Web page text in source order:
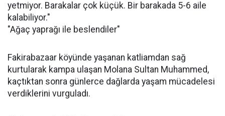
yetmiyor. Barakalar çok küçük. Bir barakada 5-6 aile
kalabiliyor."
"Ağaç yaprağı ile beslendiler"
Fakirabazaar köyünde yaşanan katliamdan sağ
kurtularak kampa ulaşan Molana Sultan Muhammed,
kaçtıktan sonra günlerce dağlarda yaşam mücadelesi
verdiklerini vurguladı.